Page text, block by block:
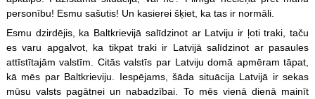
personību! Esmu sašutis! Un kasierei šķiet, ka tas ir normāli.
Esmu dzirdējis, ka Baltkrievijā salīdzinot ar Latviju ir ļoti traki, taču
es varu apgalvot, ka tikpat traki ir Latvijā salīdzinot ar pasaules
attīstītajām valstīm. Citās valstīs par Latviju domā apmēram tāpat,
kā mēs par Baltkrieviju. Iespējams, šāda situācija Latvijā ir sekas
mūsu valsts pagātnei un nabadzībai. To mēs vienā dienā mainīt